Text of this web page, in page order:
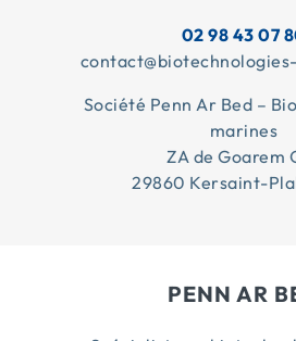
02 98 43 07
Société Penn Ar Bed –
marines
ZA de Goarem
29860 Kersaint-
PENN AR